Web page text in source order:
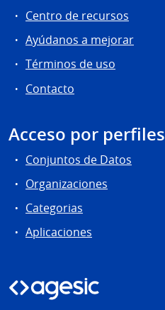
Centro de recursos
Ayúdanos a mejorar
Términos de uso
Contacto
Acceso por perfiles
Conjuntos de Datos
Organizaciones
Categorias
Aplicaciones